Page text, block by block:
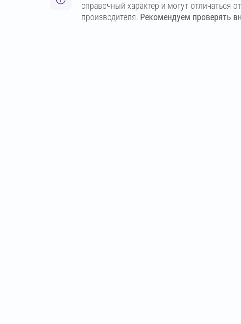
справочный характер и могут отличаться
производителя. Рекомендуем проверять